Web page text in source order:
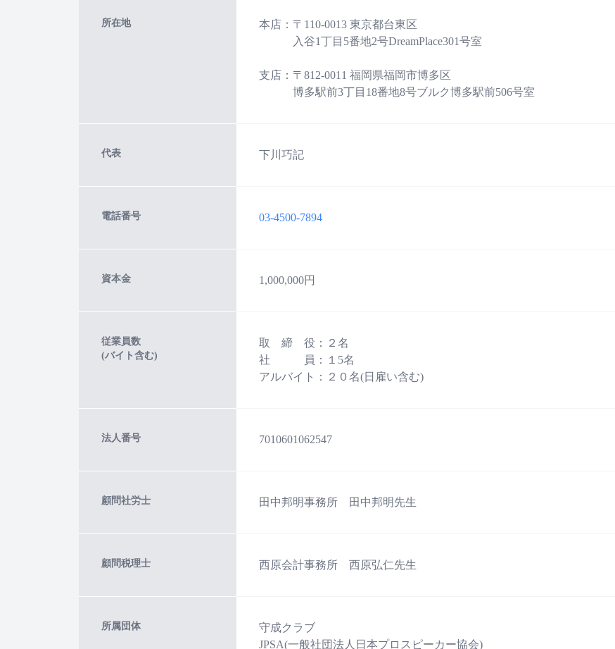
所在地
本店：〒110-0013 東京都台東区
入谷1丁目5番地2号DreamPlace301号室
支店：〒812-0011 福岡県福岡市博多区
博多駅前3丁目18番地8号ブルク博多駅前506号室
代表 下川巧記
電話番号 03-4500-7894
資本金 1,000,000円
従業員数
(バイト含む)
取 締 役：２名
社 員：１5名
アルバイト：２０名(日雇い含む)
法人番号 7010601062547
顧問社労士 田中邦明事務所 田中邦明先生
顧問税理士 西原会計事務所 西原弘仁先生
所属団体
守成クラブ
JPSA(一般社団法人日本プロスピーカー協会)